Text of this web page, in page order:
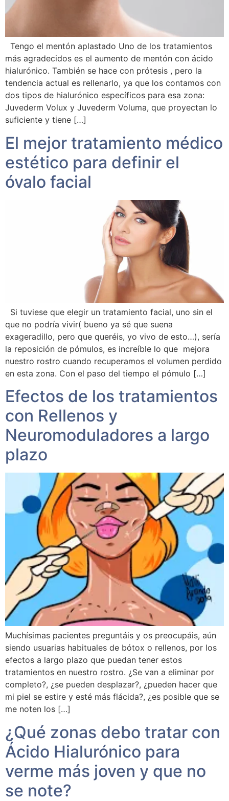
Tengo el mentón aplastado Uno de los tratamientos
más agradecidos es el aumento de mentón con ácido
hialurónico. También se hace con prótesis , pero la
tendencia actual es rellenarlo, ya que los contamos con
dos tipos de hialurónico específicos para esa zona:
Juvederm Volux y Juvederm Voluma, que proyectan lo
suficiente y tiene […]
El mejor tratamiento médico
estético para definir el
óvalo facial
Si tuviese que elegir un tratamiento facial, uno sin el
que no podría vivir( bueno ya sé que suena
exageradillo, pero que queréis, yo vivo de esto…), sería
la reposición de pómulos, es increíble lo que mejora
nuestro rostro cuando recuperamos el volumen perdido
en esta zona. Con el paso del tiempo el pómulo […]
Efectos de los tratamientos
con Rellenos y
Neuromoduladores a largo
plazo
Muchísimas pacientes preguntáis y os preocupáis, aún
siendo usuarias habituales de bótox o rellenos, por los
efectos a largo plazo que puedan tener estos
tratamientos en nuestro rostro. ¿Se van a eliminar por
completo?, ¿se pueden desplazar?, ¿pueden hacer que
mi piel se estire y esté más flácida?, ¿es posible que se
me noten los […]
¿Qué zonas debo tratar con
Ácido Hialurónico para
verme más joven y que no
se note?